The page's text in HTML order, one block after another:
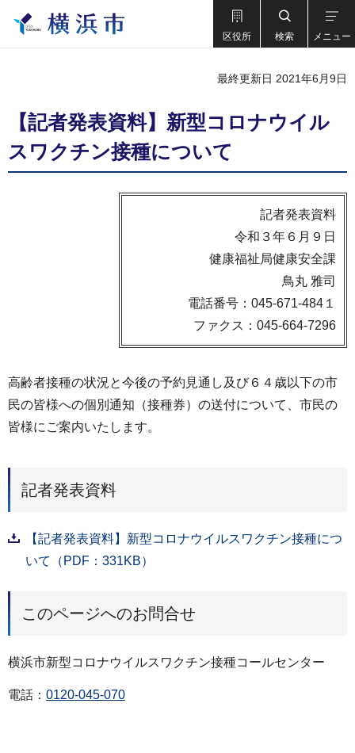
区役所 検索 メニュー
最終更新日 2021年6月9日
【記者発表資料】新型コロナウイル
スワクチン接種について
記者発表資料
令和３年６月９日
健康福祉局健康安全課
鳥丸 雅司
電話番号：045-671-484１
ファクス：045-664-7296
高齢者接種の状況と今後の予約見通し及び６４歳以下の市
民の皆様への個別通知（接種券）の送付について、市民の
皆様にご案内いたします。
記者発表資料
【記者発表資料】新型コロナウイルスワクチン接種につ
いて（PDF：331KB）
このページへのお問合せ
横浜市新型コロナウイルスワクチン接種コールセンター
電話： 0120-045-070